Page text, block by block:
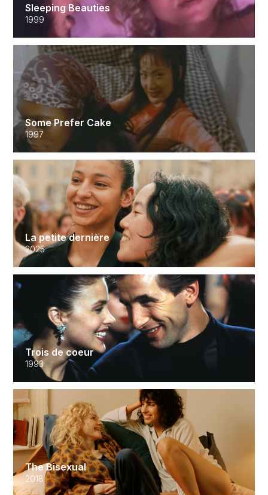
Sleeping Beauties
1999
Some Prefer Cake
1997
La petite dernière
2025
Trois de coeur
1993
The Bisexual
2018